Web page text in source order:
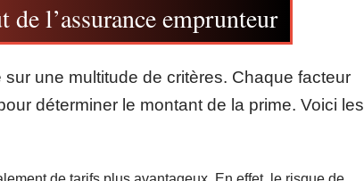
l’assurance emprunteur
une multitude de critères. Chaque facteur
déterminer le montant de la prime. Voici les